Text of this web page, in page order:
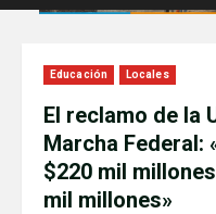
Menu
Educación Locales
El reclamo de la
Marcha Federal:
$220 mil
mil millones»